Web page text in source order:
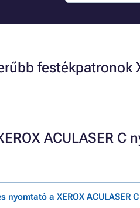
festékpatronok
ACULASER C
nyomtató a XEROX ACULASER